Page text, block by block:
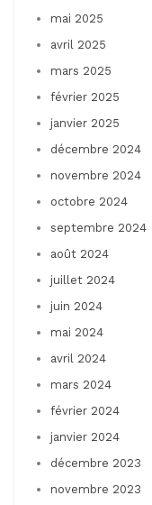
mai 2025
avril 2025
mars 2025
février 2025
janvier 2025
décembre 2024
novembre 2024
octobre 2024
septembre 2024
août 2024
juillet 2024
juin 2024
mai 2024
avril 2024
mars 2024
février 2024
janvier 2024
décembre 2023
novembre 2023